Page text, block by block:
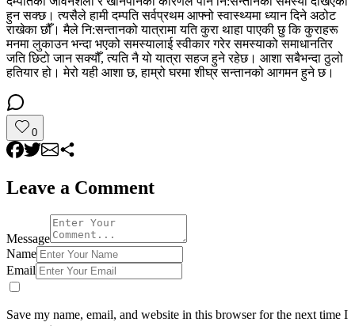
हुन सक्छ। त्यसैले हामी दम्पति सर्वप्रथम आफ्नो स्वास्थ्यमा ध्यान दिने अठोट
राखेका छौँ। मैले नि:सन्तानको यात्रामा यति कुरा थाहा पाएकी छु कि कुराहरू
मनमा लुकाउन भन्दा भएको समस्यालाई स्वीकार गरेर समस्याको समाधानतिर
जति छिटो जान सक्यौँ, त्यति नै यो यात्रा सहज हुने रहेछ। आशा सबैभन्दा ठुलो
हतियार हो। मेरो यही आशा छ, हाम्रो घरमा शीघ्र सन्तानको आगमन हुने छ।
0
Leave a Comment
Message
Name
Email
Save my name, email, and website in this browser for the next time I